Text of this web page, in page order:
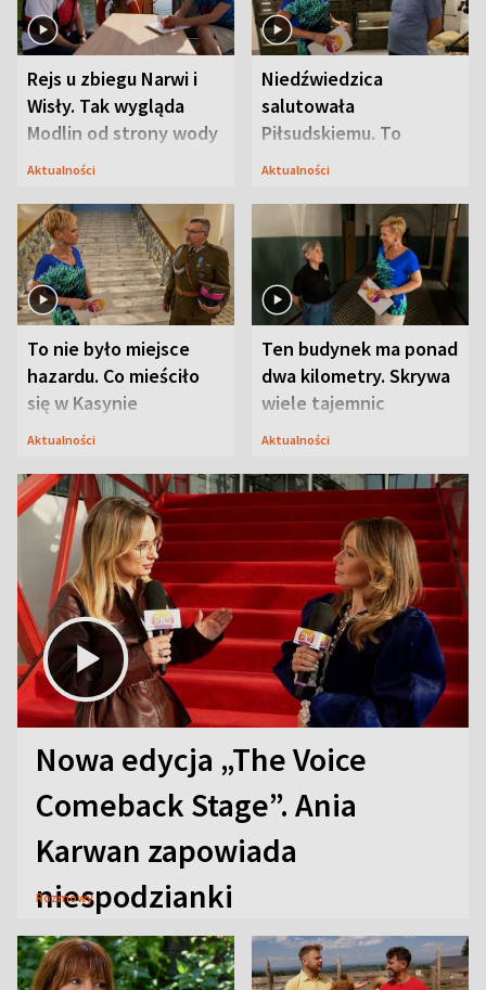
Rejs u zbiegu Narwi i
Wisły. Tak wygląda
Modlin od strony wody
Aktualności
Niedźwiedzica
salutowała
Piłsudskiemu. To
niejedyna tajemnica
Aktualności
To nie było miejsce
hazardu. Co mieściło
się w Kasynie
Oficerskim?
Aktualności
Ten budynek ma ponad
dwa kilometry. Skrywa
wiele tajemnic
Aktualności
Nowa edycja „The Voice
Comeback Stage”. Ania
Karwan zapowiada
niespodzianki
Rozmowy